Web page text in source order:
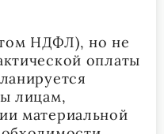
НДФЛ), но не
оплаты
лицам,
материальной